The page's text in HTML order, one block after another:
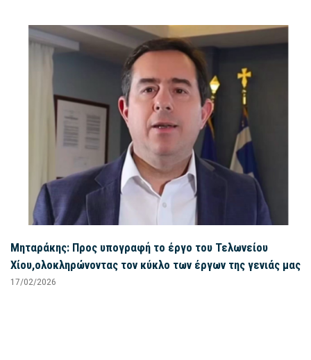
Μηταράκης: Προς υπογραφή το έργο του Τελωνείου
Χίου,ολοκληρώνοντας τον κύκλο των έργων της γενιάς μας
17/02/2026